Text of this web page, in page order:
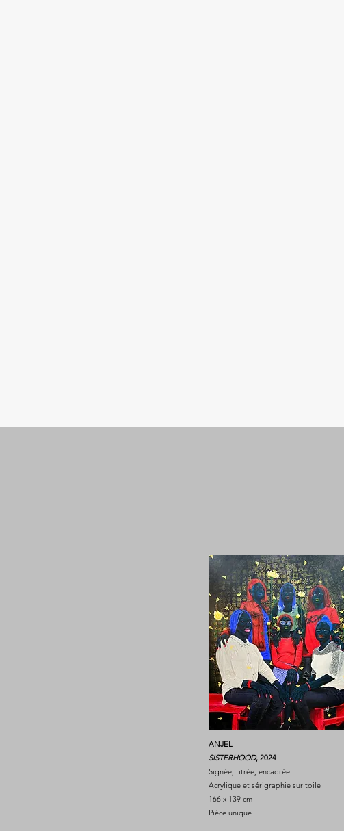
ANJEL
SISTERHOOD, 2024
Signée, titrée, encadrée
Acrylique et sérigraphie sur toile
166 x 139 cm
Pièce unique